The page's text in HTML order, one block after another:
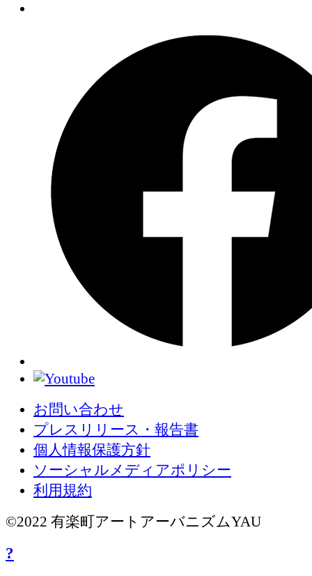
お問い合わせ
プレスリリース・報告書
個人情報保護方針
ソーシャルメディアポリシー
利用規約
©2022 有楽町アートアーバニズムYAU
?